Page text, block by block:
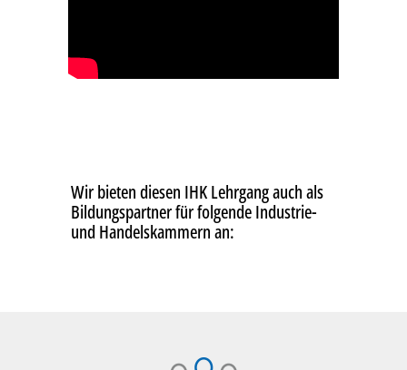
Wir bieten diesen IHK Lehrgang auch als
Bildungspartner für folgende Industrie-
und Handelskammern an: